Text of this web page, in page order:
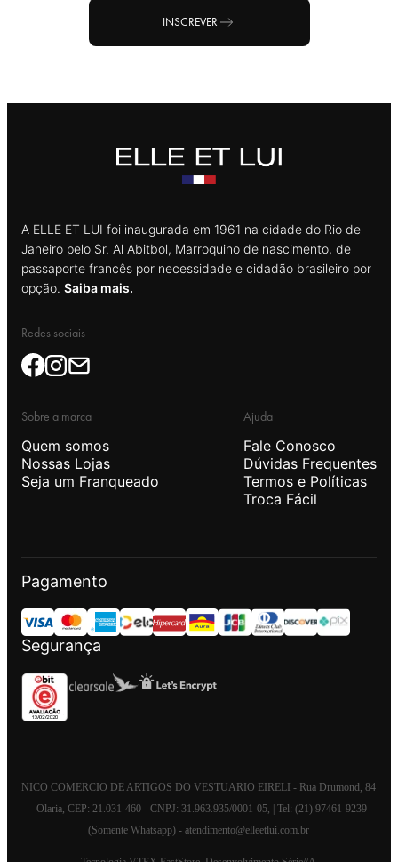
INSCREVER
A ELLE ET LUI foi inaugurada em 1961 na cidade do Rio de
Janeiro pelo Sr. Al Abitbol, Marroquino de nascimento, de
passaporte francês por necessidade e cidadão brasileiro por
opção. Saiba mais.
Redes sociais
Sobre a marca
Quem somos
Nossas Lojas
Seja um Franqueado
Ajuda
Fale Conosco
Dúvidas Frequentes
Termos e Políticas
Troca Fácil
Pagamento
Segurança
NICO COMERCIO DE ARTIGOS DO VESTUARIO EIRELI - Rua Drumond, 84
- Olaria, CEP: 21.031-460 - CNPJ: 31.963.935/0001-05, | Tel: (21) 97461-9239
(Somente Whatsapp) - atendimento@elleetlui.com.br